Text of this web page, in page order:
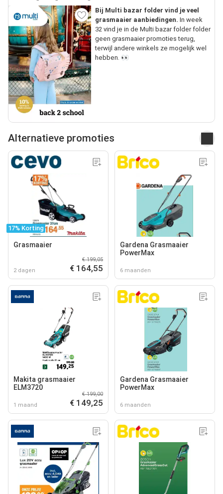
Bij Multi bazar folder vind je veel
grasmaaier aanbiedingen. In week
32 vind je in de Multi bazar folder folder
geen grasmaaier promoties terug,
terwijl andere winkels ze mogelijk wel
hebben. 👀
Alternatieve promoties
17% Korting
Grasmaaier
2 dagen
€ 199,05
€ 164,55
Gardena Grasmaaier
PowerMax
6 maanden
Makita grasmaaier
ELM3720
1 maand
€ 199,00
€ 149,25
Gardena Grasmaaier
PowerMax
6 maanden